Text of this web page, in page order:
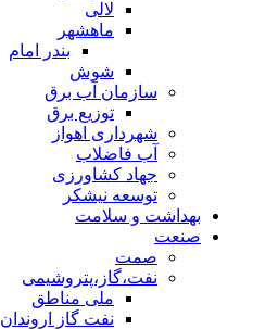
لالی
ماهشهر
بندر امام
شوش
سازمان آب برق
توزیع برق
شهرداری اهواز
آب فاضلاب
جهاد کشاورزی
توسعه نیشکر
بهداشت و سلامت
صنعت
صمت
نفت،گاز،پتروشیمی
ملی مناطق
نفت گاز اروندان